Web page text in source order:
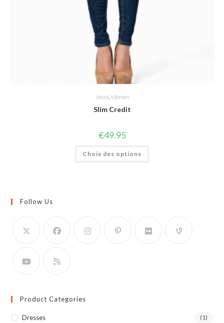
Jeans Women
Slim Credit
€49.95
Choix des options
Ce
a
page
Follow Us
Product Categories
Dresses (1)